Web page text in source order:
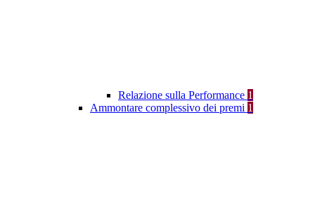
Relazione sulla Performance 1
Ammontare complessivo dei premi 1